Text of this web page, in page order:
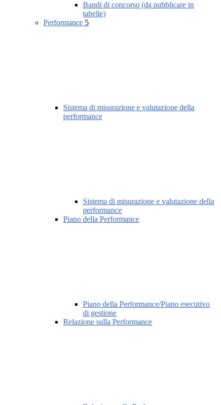
Bandi di concorso (da pubblicare in
tabelle)
Performance 5
Sistema di misurazione e valutazione della
performance
Sistema di misurazione e valutazione della
performance
Piano della Performance
Piano della Performance/Piano esecutivo
di gestione
Relazione sulla Performance